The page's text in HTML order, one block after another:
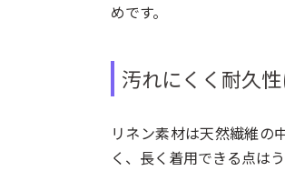
めです。
汚れにくく耐久
リネン素材は天然繊維の
く、長く着用できる点は